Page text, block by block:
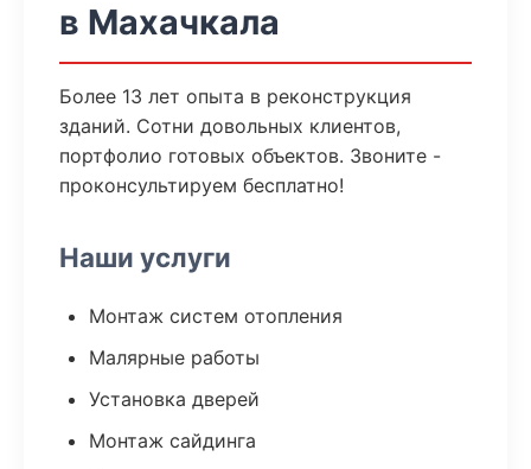
в Махачкала
Более 13 лет опыта в реконструкция
зданий. Сотни довольных клиентов,
портфолио готовых объектов. Звоните -
проконсультируем бесплатно!
Наши услуги
Монтаж систем отопления
Малярные работы
Установка дверей
Монтаж сайдинга